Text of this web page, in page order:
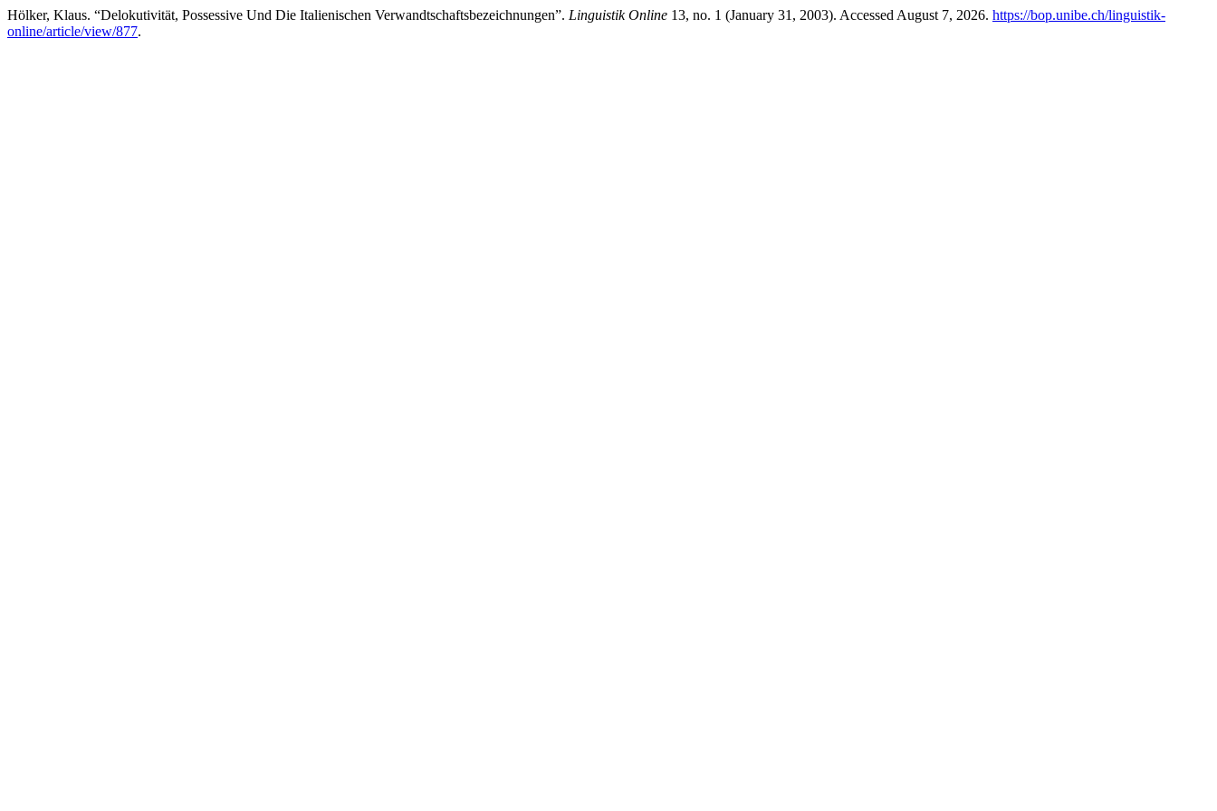
Hölker, Klaus. “Delokutivität, Possessive Und Die Italienischen Verwandtschaftsbezeichnungen”. Linguistik Online 13, no. 1 (January 31, 2003). Accessed August 7, 2026. https://bop.unibe.ch/linguistik-
online/article/view/877.